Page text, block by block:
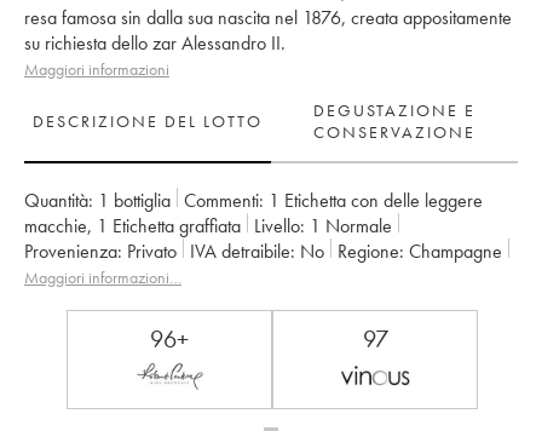
resa famosa sin dalla sua nascita nel 1876, creata appositamente
su richiesta dello zar Alessandro II.
Maggiori informazioni
DESCRIZIONE DEL LOTTO
DEGUSTAZIONE E
CONSERVAZIONE
Quantità: 1 bottiglia Commenti: 1 Etichetta con delle leggere
macchie, 1 Etichetta graffiata Livello: 1 Normale
Provenienza:
privato IVA detraibile: no Regione:
Champagne
Denominazione:
Champagne
Maggiori informazioni…
96+ 97